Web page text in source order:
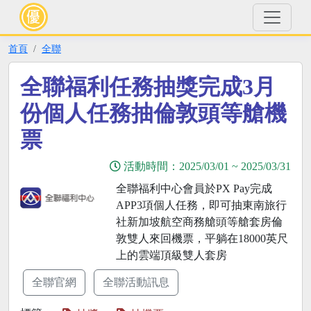
首頁 全聯
全聯福利任務抽獎完成3月
份個人任務抽倫敦頭等艙機
票
活動時間： 2025/03/01 ~ 2025/03/31
全聯福利中心會員於PX Pay完成
APP3項個人任務，即可抽東南旅行
社新加坡航空商務艙頭等艙套房倫
敦雙人來回機票，平躺在18000英尺
上的雲端頂級雙人套房
全聯官網 全聯活動訊息